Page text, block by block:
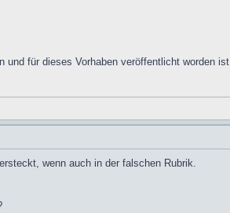
für dieses Vorhaben veröffentlicht worden ist
wenn auch in der falschen Rubrik.